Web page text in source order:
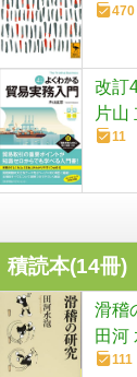
470
改訂
片山
11
積読本(14冊)
滑稽
田河
111